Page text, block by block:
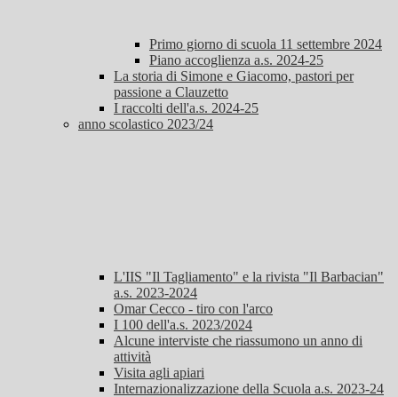
Primo giorno di scuola 11 settembre 2024
Piano accoglienza a.s. 2024-25
La storia di Simone e Giacomo, pastori per
passione a Clauzetto
I raccolti dell'a.s. 2024-25
anno scolastico 2023/24
L'IIS "Il Tagliamento" e la rivista "Il Barbacian"
a.s. 2023-2024
Omar Cecco - tiro con l'arco
I 100 dell'a.s. 2023/2024
Alcune interviste che riassumono un anno di
attività
Visita agli apiari
Internazionalizzazione della Scuola a.s. 2023-24